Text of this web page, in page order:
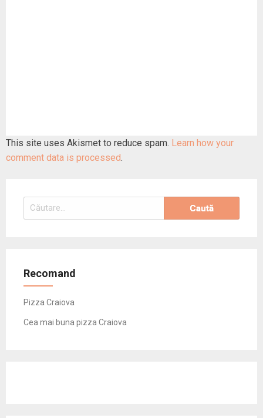
This site uses Akismet to reduce spam. Learn how your
comment data is processed.
Caută
după:
Recomand
Pizza Craiova
Cea mai buna pizza Craiova